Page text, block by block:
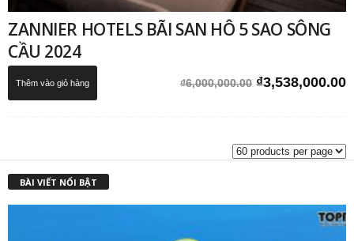
ZANNIER HOTELS BÃI SAN HÔ 5 SAO SÔNG
CẦU 2024
₫6,000,000.00 Giá
₫3,538,000.00
Thêm vào giỏ hàng
BÀI VIẾT NỔI BẬT